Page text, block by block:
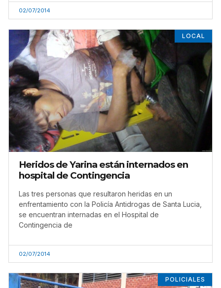
02/07/2014
LOCAL
Heridos de Yarina están internados en
hospital de Contingencia
Las tres personas que resultaron heridas en un
enfrentamiento con la Policía Antidrogas de Santa Lucia,
se encuentran internadas en el Hospital de
Contingencia de
02/07/2014
POLICIALES